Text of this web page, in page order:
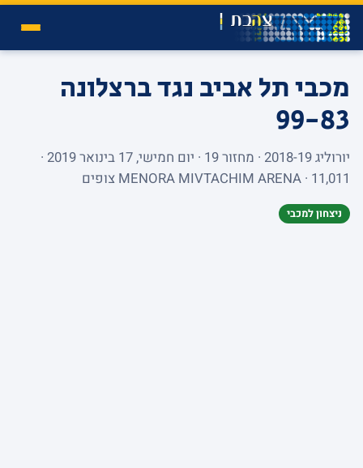
מכבי תל אביב נגד ברצלונה
99-83
יורוליג 2018-19 · מחזור 19 · יום חמישי, 17 בינואר 2019 ·
MENORA MIVTACHIM ARENA · 11,011 צופים
ניצחון למכבי